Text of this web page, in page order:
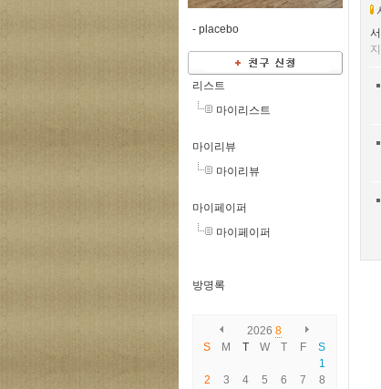
- placebo
리스트
마이리스트
마이리뷰
마이리뷰
마이페이퍼
마이페이퍼
방명록
2026 8
S
M T W T F
S
1
2
3 4 5 6 7 8